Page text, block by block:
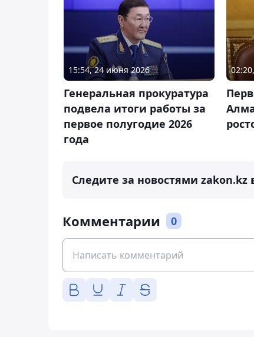
15:54, 24 июня 2026
Генеральная прокуратура
подвела итоги работы за
первое полугодие 2026
года
Следите за новостями zakon.kz
Комментарии 0